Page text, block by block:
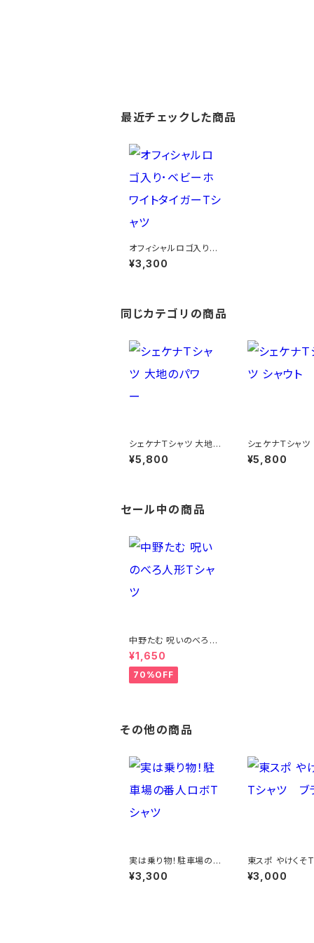
最近チェックした商品
オフィシャルロゴ入り･
ベビーホワイトタイガー
Tシャツ
¥3,300
同じカテゴリの商品
シェケナＴシャツ 大地の
パワー
¥5,800
シェケナＴシャツ
ト
¥5,800
セール中の商品
中野たむ 呪いのべろ人
形Tシャツ
¥1,650
70%OFF
その他の商品
実は乗り物！駐車場の
番人ロボTシャツ
¥3,300
東スポ やけくそ
ツ ブラック
¥3,000